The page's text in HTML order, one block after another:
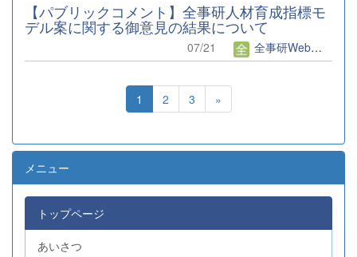
【パブリックコメント】全事研人材育成指標モ
デル案に関する御意見の結果について
07/21 全事研Web編集者
1 2 3 »
メニュー
トップページ
あいさつ